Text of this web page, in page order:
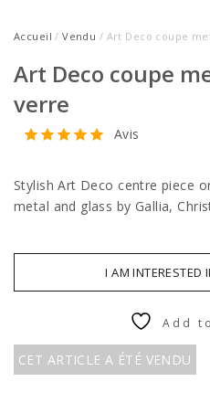
Accueil /Vendu / Art Deco coupe
Art Deco coupe
verre
Avis
Stylish Art Deco centre piece
metal and glass by Gallia,
I AM INTERESTED
CET ARTICLE A ÉTÉ VENDU
Add